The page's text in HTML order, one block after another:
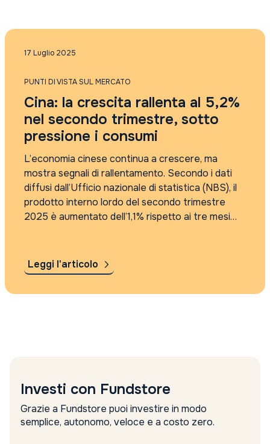
17 Luglio 2025
PUNTI DI VISTA SUL MERCATO
Cina: la crescita rallenta al 5,2%
nel secondo trimestre, sotto
pressione i consumi
L’economia cinese continua a crescere, ma
mostra segnali di rallentamento. Secondo i dati
diffusi dall’Ufficio nazionale di statistica (NBS), il
prodotto interno lordo del secondo trimestre
2025 è aumentato dell’1,1% rispetto ai tre mesi
Leggi l'articolo
Investi con Fundstore
Grazie a Fundstore puoi investire in modo
semplice, autonomo, veloce e a costo zero.